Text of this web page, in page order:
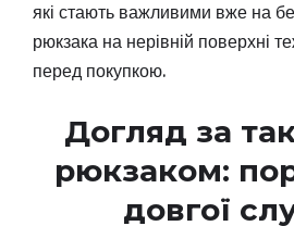
які стають важливими вже на
рюкзака на нерівній поверхні
перед покупкою.
Догляд за
рюкзаком:
довгої